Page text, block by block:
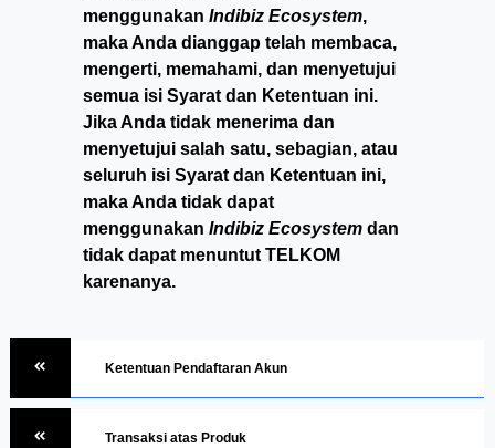
menggunakan Indibiz Ecosystem,
maka Anda dianggap telah membaca,
mengerti, memahami, dan menyetujui
semua isi Syarat dan Ketentuan ini.
Jika Anda tidak menerima dan
menyetujui salah satu, sebagian, atau
seluruh isi Syarat dan Ketentuan ini,
maka Anda tidak dapat
menggunakan Indibiz Ecosystem dan
tidak dapat menuntut TELKOM
karenanya.
Ketentuan Pendaftaran Akun
Transaksi atas Produk